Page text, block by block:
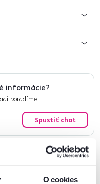
O cookies
informácie?
poradíme
Spustiť chat